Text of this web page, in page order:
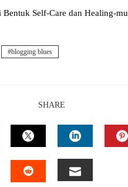
Bentuk Self-Care dan Healing-mu
blogging blues
SHARE
TWITTERLINKEDIN